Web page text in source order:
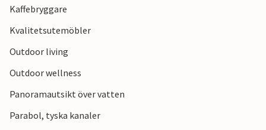
Bredning!
Kaffebryggare
Kvalitetsutemöbler
Outdoor living
Outdoor wellness
Panoramautsikt över vatten
Parabol, tyska kanaler